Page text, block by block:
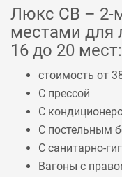
Люкс СВ – 2-
местами для
16 до 20 мест:
стоимость от
С прессой
С
С постельным
С санитарно-
Вагоны с